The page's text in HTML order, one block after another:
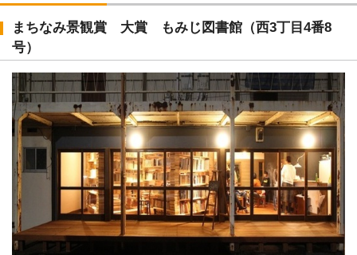
まちなみ景観賞 大賞 もみじ図書館（西3丁目4番8
号）